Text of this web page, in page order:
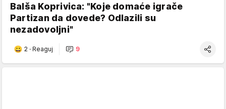
Balša Koprivica: "Koje domaće igrače
Partizan da dovede? Odlazili su
nezadovoljni"
2 · Reaguj 9